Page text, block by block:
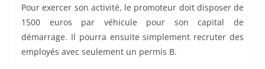
Pour exercer son activité, le promoteur doit disposer de
1500 euros par véhicule pour son capital de
démarrage. Il pourra ensuite simplement recruter des
employés avec seulement un permis B.